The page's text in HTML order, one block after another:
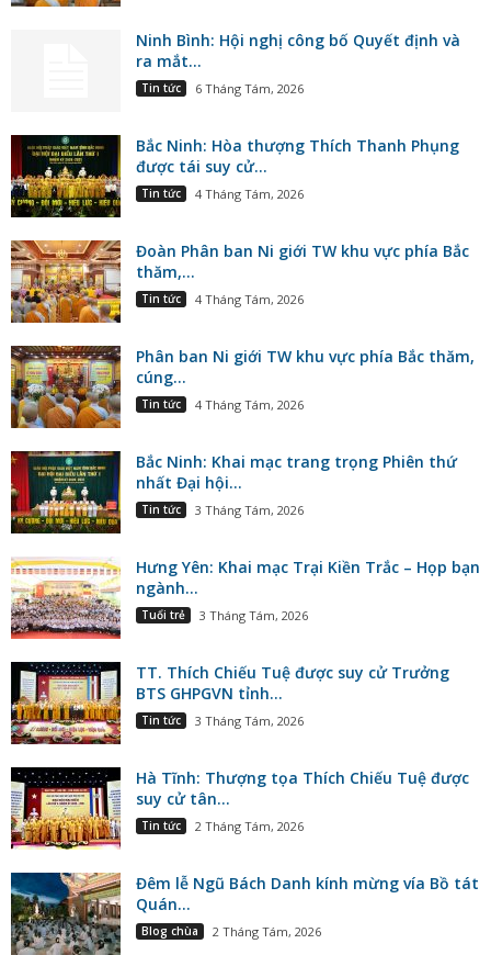
Ninh Bình: Hội nghị công bố Quyết định và
ra mắt...
Tin tức 6 Tháng Tám, 2026
Bắc Ninh: Hòa thượng Thích Thanh Phụng
được tái suy cử...
Tin tức 4 Tháng Tám, 2026
Đoàn Phân ban Ni giới TW khu vực phía Bắc
thăm,...
Tin tức 4 Tháng Tám, 2026
Phân ban Ni giới TW khu vực phía Bắc thăm,
cúng...
Tin tức 4 Tháng Tám, 2026
Bắc Ninh: Khai mạc trang trọng Phiên thứ
nhất Đại hội...
Tin tức 3 Tháng Tám, 2026
Hưng Yên: Khai mạc Trại Kiền Trắc – Họp bạn
ngành...
Tuổi trẻ 3 Tháng Tám, 2026
TT. Thích Chiếu Tuệ được suy cử Trưởng
BTS GHPGVN tỉnh...
Tin tức 3 Tháng Tám, 2026
Hà Tĩnh: Thượng tọa Thích Chiếu Tuệ được
suy cử tân...
Tin tức 2 Tháng Tám, 2026
Đêm lễ Ngũ Bách Danh kính mừng vía Bồ tát
Quán...
Blog chùa 2 Tháng Tám, 2026